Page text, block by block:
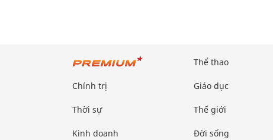
Chính trị
Thời sự
Kinh doanh
Thể thao
Giáo dục
Thế giới
Đời sống